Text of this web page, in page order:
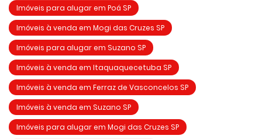
Imóveis para alugar em Poá SP
Imóveis à venda em Mogi das Cruzes SP
Imóveis para alugar em Suzano SP
Imóveis à venda em Itaquaquecetuba SP
Imóveis à venda em Ferraz de Vasconcelos SP
Imóveis à venda em Suzano SP
Imóveis para alugar em Mogi das Cruzes SP